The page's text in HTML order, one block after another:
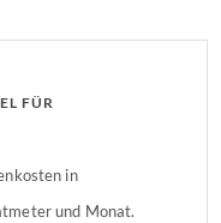
FÜR
in
und Monat.